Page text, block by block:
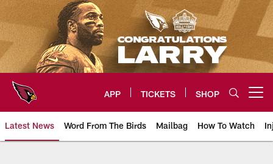
Skip
to
main
content
APP TICKETS SHOP
Latest News Word From The Birds Mailbag How To Watch